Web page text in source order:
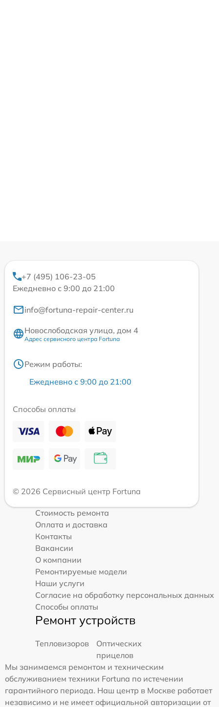
+7 (495) 106-23-05
Ежедневно с 9:00 до 21:00
info@fortuna-repair-center.ru
Новослободская улица, дом 4
Адрес сервисного центра Fortuna
Режим работы:
Ежедневно с 9:00 до 21:00
Способы оплаты
© 2026 Сервисный центр Fortuna
Стоимость ремонта
Оплата и доставка
Контакты
Вакансии
О компании
Ремонтируемые модели
Наши услуги
Согласие на обработку персональных данных
Способы оплаты
Ремонт устройств
Тепловизоров
Оптических
прицелов
Мы занимаемся ремонтом и техническим
обслуживанием техники Fortuna по истечении
гарантийного периода. Наш центр в Москве работает
независимо и не имеет официальной авторизации от